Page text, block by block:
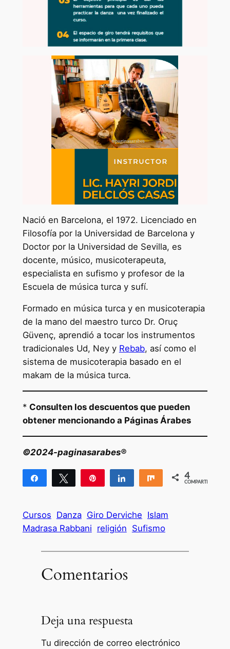
Nació en Barcelona, el 1972. Licenciado en
Filosofía por la Universidad de Barcelona y
Doctor por la Universidad de Sevilla, es
docente, músico, musicoterapeuta,
especialista en sufismo y profesor de la
Escuela de música turca y sufí.
Formado en música turca y en musicoterapia
de la mano del maestro turco Dr. Oruç
Güvenç, aprendió a tocar los instrumentos
tradicionales Ud, Ney y Rebab, así como el
sistema de musicoterapia basado en el
makam de la música turca.
* Consulten los descuentos que pueden
obtener mencionando a Páginas Árabes
©2024-paginasarabes®
Compartir Twittear Compartir Compartir
4
COMPARTIR
Cursos Danza Giro Derviche Islam
Madrasa Rabbani religión Sufismo
Comentarios
Deja una respuesta
Tu dirección de correo electrónico